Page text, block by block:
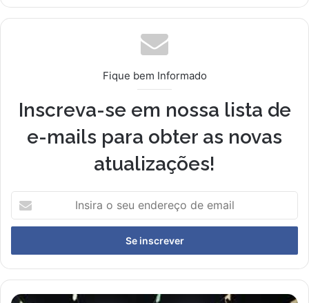
Fique bem Informado
Inscreva-se em nossa lista de
e-mails para obter as novas
atualizações!
Insira
seu
de
email
Festa